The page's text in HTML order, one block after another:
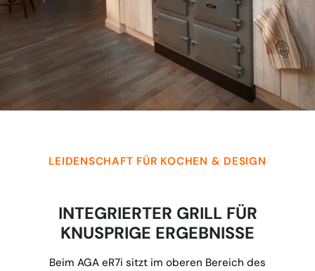
LEIDENSCHAFT FÜR KOCHEN & DESIGN
INTEGRIERTER GRILL FÜR
KNUSPRIGE ERGEBNISSE
Beim AGA eR7i sitzt im oberen Bereich des